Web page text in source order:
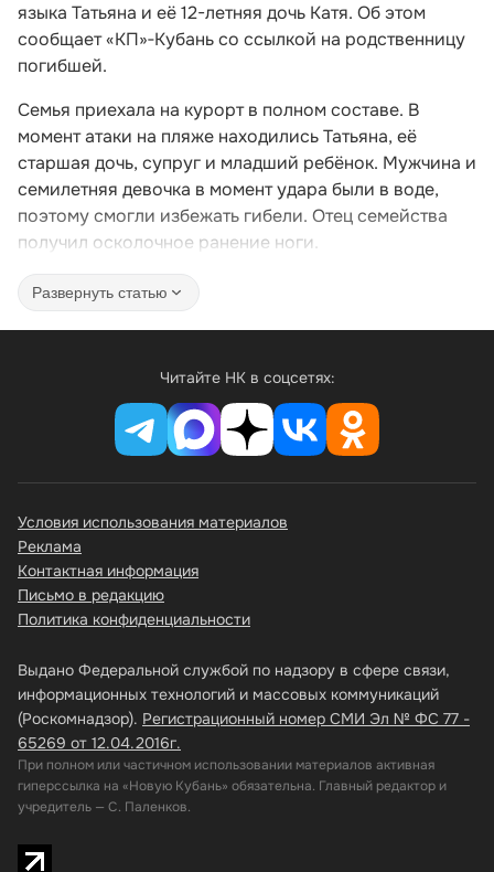
языка Татьяна и её 12-летняя дочь Катя. Об этом
сообщает «КП»‑Кубань со ссылкой на родственницу
погибшей.
Семья приехала на курорт в полном составе. В
момент атаки на пляже находились Татьяна, её
старшая дочь, супруг и младший ребёнок. Мужчина и
семилетняя девочка в момент удара были в воде,
поэтому смогли избежать гибели. Отец семейства
получил осколочное ранение ноги.
Развернуть статью
Читайте НК в соцсетях:
Выдано Федеральной службой по надзору в сфере связи,
информационных технологий и массовых коммуникаций
(Роскомнадзор). Регистрационный номер СМИ Эл № ФС 77 -
65269 от 12.04.2016г.
При полном или частичном использовании материалов активная
гиперссылка на «Новую Кубань» обязательна. Главный редактор и
учредитель — С. Паленков.
Условия использования материалов
Реклама
Контактная информация
Письмо в редакцию
Политика конфиденциальности